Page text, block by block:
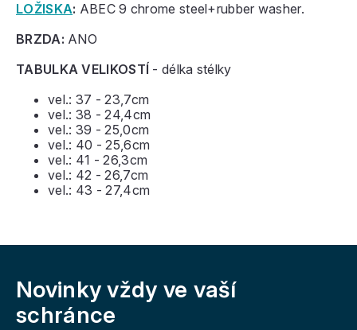
LOŽISKA: ABEC 9 chrome steel+rubber washer.
BRZDA: ANO
TABULKA VELIKOSTÍ - délka stélky
vel.: 37 - 23,7cm
vel.: 38 - 24,4cm
vel.: 39 - 25,0cm
vel.: 40 - 25,6cm
vel.: 41 - 26,3cm
vel.: 42 - 26,7cm
vel.: 43 - 27,4cm
Novinky vždy ve vaší
schránce